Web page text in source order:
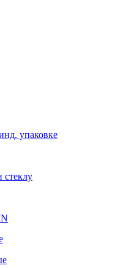
упаковке
стеклу